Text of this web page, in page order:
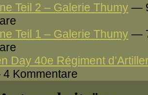
Teil 2 – Galerie Thumy —
Teil 1 – Galerie Thumy —
Day 40e Régiment
Kommentare